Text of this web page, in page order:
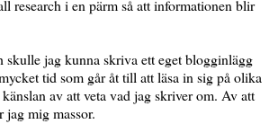
research i en pärm så att informationen blir
skulle jag kunna skriva ett eget blogginlägg
tid som går åt till att läsa in sig på olika
av att veta vad jag skriver om. Av att
jag mig massor.